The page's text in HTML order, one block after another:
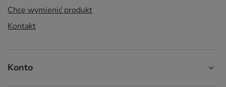
Chcę wymienić produkt
Kontakt
Konto